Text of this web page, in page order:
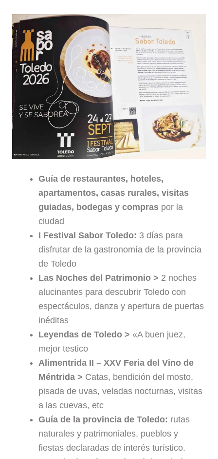
Guía de restaurantes, hoteles,
apartamentos, casas rurales, visitas
guiadas, bodegas y compras por la
ciudad
I Festival Sabor Toledo: 3 días para
disfrutar de la gastronomía de la provincia
de Toledo
Las Noches del Patrimonio > 2 noches
alucinantes para descubrir Toledo con
espectáculos, danza y apertura de puertas
inéditas
Leyendas de Toledo > «A buen juez,
mejor testico
Alimentrida II – XXV Feria del Vino de
Méntrida > Catas, bendición del mosto,
pisada de uvas, veladas nocturnas, visitas
a las cuevas, etc
Guía de la provincia de Toledo: rutas
naturales y patrimoniales, pueblos y
fiestas declaradas de interés turístico.